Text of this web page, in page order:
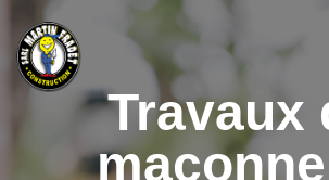
Travaux
Panneau de gestion des cookies